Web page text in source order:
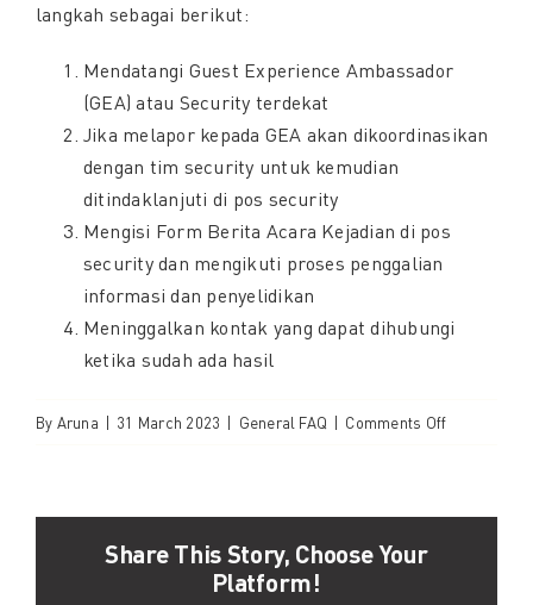
langkah sebagai berikut:
Mendatangi Guest Experience Ambassador
(GEA) atau Security terdekat
Jika melapor kepada GEA akan dikoordinasikan
dengan tim security untuk kemudian
ditindaklanjuti di pos security
Mengisi Form Berita Acara Kejadian di pos
security dan mengikuti proses penggalian
informasi dan penyelidikan
Meninggalkan kontak yang dapat dihubungi
ketika sudah ada hasil
By Aruna | 31 March 2023 | General FAQ | Comments Offon
harus
Share This Story, Choose Your
Platform!